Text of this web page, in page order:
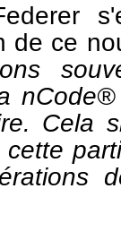
de ce
Cela